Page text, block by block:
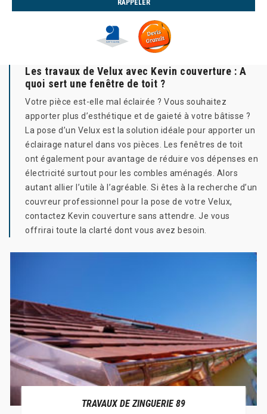
Les travaux de Velux avec Kevin couverture : A
quoi sert une fenêtre de toit ?
Votre pièce est-elle mal éclairée ? Vous souhaitez
apporter plus d’esthétique et de gaieté à votre bâtisse ?
La pose d’un Velux est la solution idéale pour apporter un
éclairage naturel dans vos pièces. Les fenêtres de toit
ont également pour avantage de réduire vos dépenses en
électricité surtout pour les combles aménagés. Alors
autant allier l’utile à l’agréable. Si êtes à la recherche d’un
couvreur professionnel pour la pose de votre Velux,
contactez Kevin couverture sans attendre. Je vous
offrirai toute la clarté dont vous avez besoin.
TRAVAUX DE ZINGUERIE 89